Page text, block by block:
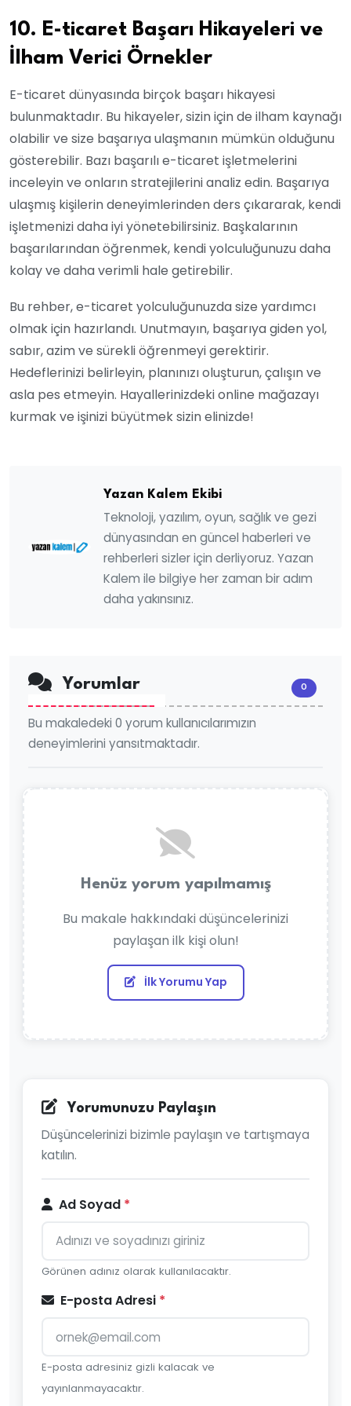
10. E-ticaret Başarı Hikayeleri ve
İlham Verici Örnekler
E-ticaret dünyasında birçok başarı hikayesi
bulunmaktadır. Bu hikayeler, sizin için de ilham kaynağı
olabilir ve size başarıya ulaşmanın mümkün olduğunu
gösterebilir. Bazı başarılı e-ticaret işletmelerini
inceleyin ve onların stratejilerini analiz edin. Başarıya
ulaşmış kişilerin deneyimlerinden ders çıkararak, kendi
işletmenizi daha iyi yönetebilirsiniz. Başkalarının
başarılarından öğrenmek, kendi yolculuğunuzu daha
kolay ve daha verimli hale getirebilir.
Bu rehber, e-ticaret yolculuğunuzda size yardımcı
olmak için hazırlandı. Unutmayın, başarıya giden yol,
sabır, azim ve sürekli öğrenmeyi gerektirir.
Hedeflerinizi belirleyin, planınızı oluşturun, çalışın ve
asla pes etmeyin. Hayallerinizdeki online mağazayı
kurmak ve işinizi büyütmek sizin elinizde!
Yazan Kalem Ekibi
Teknoloji, yazılım, oyun, sağlık ve gezi
dünyasından en güncel haberleri ve
rehberleri sizler için derliyoruz. Yazan
Kalem ile bilgiye her zaman bir adım
daha yakınsınız.
Yorumlar 0
Bu makaledeki 0 yorum kullanıcılarımızın
deneyimlerini yansıtmaktadır.
Henüz yorum yapılmamış
Bu makale hakkındaki düşüncelerinizi
paylaşan ilk kişi olun!
İlk Yorumu Yap
Yorumunuzu Paylaşın
Düşüncelerinizi bizimle paylaşın ve tartışmaya
katılın.
Ad Soyad *
Görünen adınız olarak kullanılacaktır.
E-posta Adresi *
E-posta adresiniz gizli kalacak ve
yayınlanmayacaktır.